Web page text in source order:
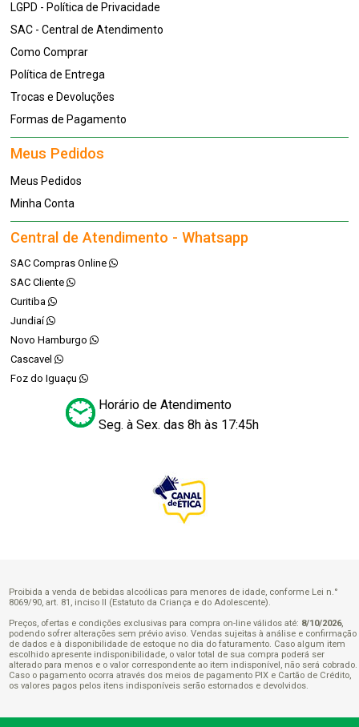
LGPD - Política de Privacidade
SAC - Central de Atendimento
Como Comprar
Política de Entrega
Trocas e Devoluções
Formas de Pagamento
Meus Pedidos
Meus Pedidos
Minha Conta
Central de Atendimento - Whatsapp
SAC Compras Online
SAC Cliente
Curitiba
Jundiaí
Novo Hamburgo
Cascavel
Foz do Iguaçu
Horário de Atendimento
Seg. à Sex. das 8h às 17:45h
Proibida a venda de bebidas alcoólicas para menores de idade, conforme Lei n.°
8069/90, art. 81, inciso II (Estatuto da Criança e do Adolescente).
Preços, ofertas e condições exclusivas para compra on-line válidos até: 8/10/2026,
podendo sofrer alterações sem prévio aviso. Vendas sujeitas à análise e confirmação
de dados e à disponibilidade de estoque no dia do faturamento. Caso algum item
escolhido apresente indisponibilidade, o valor total de sua compra poderá ser
alterado para menos e o valor correspondente ao item indisponível, não será cobrado.
Caso o pagamento ocorra através dos meios de pagamento PIX e Cartão de Crédito,
os valores pagos pelos itens indisponíveis serão estornados e devolvidos.